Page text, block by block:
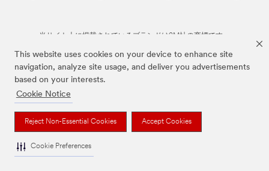
This website uses cookies on your device to enhance site
navigation, analyze site usage, and deliver you advertisements
based on your interests.
Cookie Notice
Reject Non-Essential Cookies Accept Cookies
Cookie Preferences
当サイト上に掲載されているブランドは3M社の商標です。